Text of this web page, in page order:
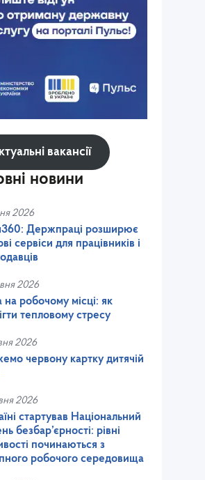
вакансії
новини
2026
Держпраці розширює
сервіси для працівників і
2026
робочому місці: як
тепловому стресу
2026
червону картку дитячій
2026
стартував Національний
безбар’єрності: рівні
починаються з
робочого середовища